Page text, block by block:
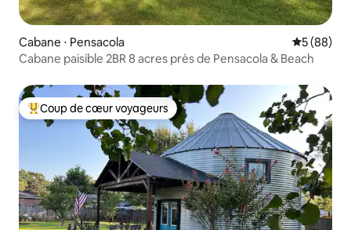
Cabane ⋅ Pensacola
5 (88)
Cabane paisible 2BR 8 acres près de Pensacola & Beach
Coups de cœur voyageurs les plus appréciés
Coup de cœur voyageurs